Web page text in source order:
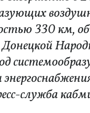
330 км,
служба